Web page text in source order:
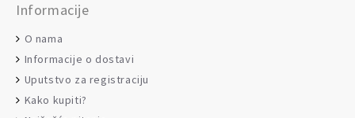
Informacije
O nama
Informacije o dostavi
Uputstvo za registraciju
Kako kupiti?